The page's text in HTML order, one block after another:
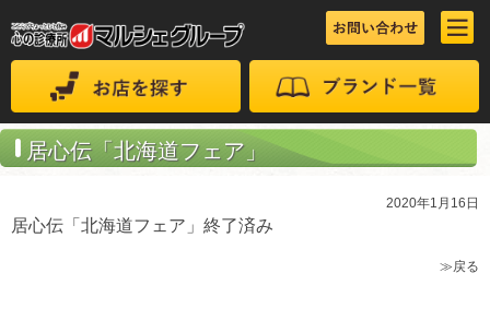
居心伝「北海道フェア」
2020年1月16日
居心伝「北海道フェア」終了済み
≫戻る